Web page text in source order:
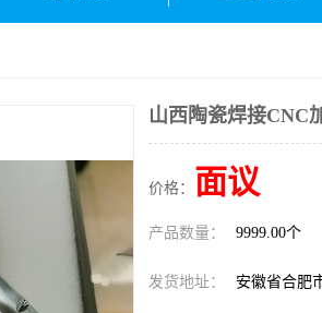
山西陶瓷焊接CNC
价格： 面议
产品数量： 9999.00个
发货地址： 安徽省合肥